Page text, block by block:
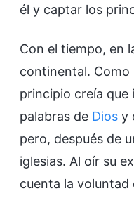
él y captar los
Con el tiempo, en
continental. Como
principio creía que
palabras de Dios y
pero, después de
iglesias. Al oír su
cuenta la voluntad